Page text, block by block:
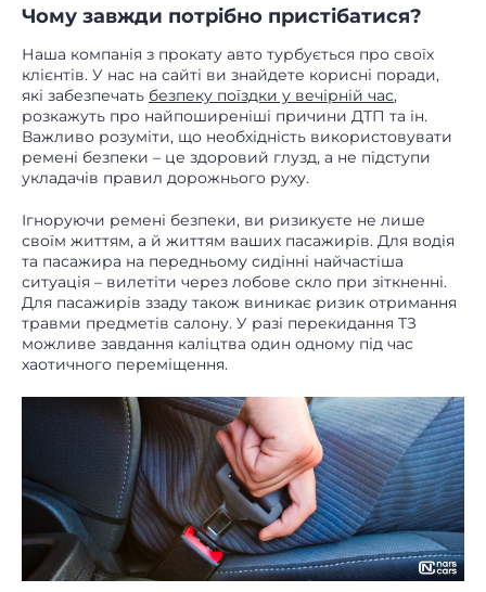
Чому завжди потрібно пристібатися?
Наша компанія з прокату авто турбується про своїх
клієнтів. У нас на сайті ви знайдете корисні поради,
які забезпечать безпеку поїздки у вечірній час,
розкажуть про найпоширеніші причини ДТП та ін.
Важливо розуміти, що необхідність використовувати
ремені безпеки – це здоровий глузд, а не підступи
укладачів правил дорожнього руху.
Ігноруючи ремені безпеки, ви ризикуєте не лише
своїм життям, а й життям ваших пасажирів. Для водія
та пасажира на передньому сидінні найчастіша
ситуація – вилетіти через лобове скло при зіткненні.
Для пасажирів ззаду також виникає ризик отримання
травми предметів салону. У разі перекидання ТЗ
можливе завдання каліцтва один одному під час
хаотичного переміщення.